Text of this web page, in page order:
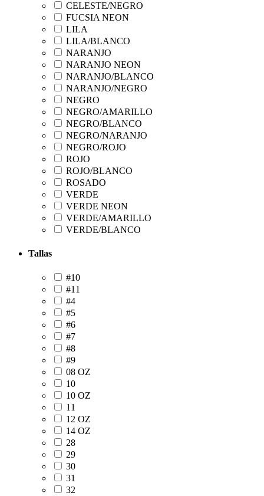
CELESTE/NEGRO
FUCSIA NEON
LILA
LILA/BLANCO
NARANJO
NARANJO NEON
NARANJO/BLANCO
NARANJO/NEGRO
NEGRO
NEGRO/AMARILLO
NEGRO/BLANCO
NEGRO/NARANJO
NEGRO/ROJO
ROJO
ROJO/BLANCO
ROSADO
VERDE
VERDE NEON
VERDE/AMARILLO
VERDE/BLANCO
Tallas
#10
#11
#4
#5
#6
#7
#8
#9
08 OZ
10
10 OZ
11
12 OZ
14 OZ
28
29
30
31
32